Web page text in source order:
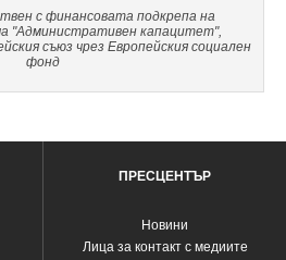
с финансовата подкрепа на
"Административен капацитет",
съюз чрез Европейския социален
фонд
ПРЕСЦЕНТЪР
Новини
Лица за контакт с медиите